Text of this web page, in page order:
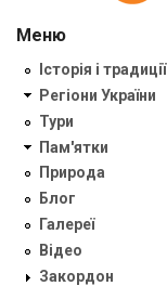
Меню
Історія і традиції
Регіони України
Тури
Пам'ятки
Природа
Блог
Галереї
Відео
Закордон